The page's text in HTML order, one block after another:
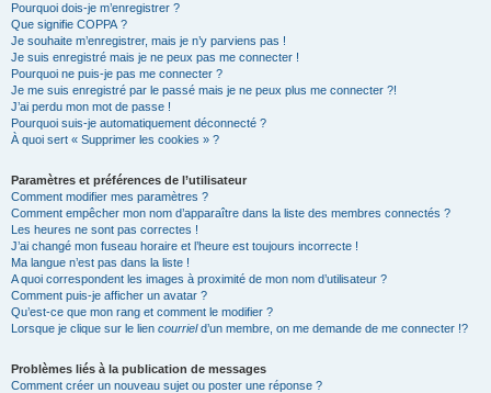
Pourquoi dois-je m’enregistrer ?
Que signifie COPPA ?
Je souhaite m’enregistrer, mais je n’y parviens pas !
Je suis enregistré mais je ne peux pas me connecter !
Pourquoi ne puis-je pas me connecter ?
Je me suis enregistré par le passé mais je ne peux plus me connecter ?!
J’ai perdu mon mot de passe !
Pourquoi suis-je automatiquement déconnecté ?
À quoi sert « Supprimer les cookies » ?
Paramètres et préférences de l’utilisateur
Comment modifier mes paramètres ?
Comment empêcher mon nom d’apparaître dans la liste des membres connectés ?
Les heures ne sont pas correctes !
J’ai changé mon fuseau horaire et l’heure est toujours incorrecte !
Ma langue n’est pas dans la liste !
A quoi correspondent les images à proximité de mon nom d’utilisateur ?
Comment puis-je afficher un avatar ?
Qu’est-ce que mon rang et comment le modifier ?
Lorsque je clique sur le lien courrield’un membre, on me demande de me connecter !?
Problèmes liés à la publication de messages
Comment créer un nouveau sujet ou poster une réponse ?